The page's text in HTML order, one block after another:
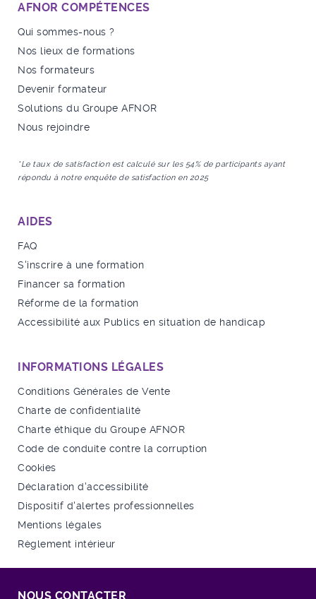
AFNOR COMPÉTENCES
Qui sommes-nous ?
Nos lieux de formations
Nos formateurs
Devenir formateur
Solutions du Groupe AFNOR
Nous rejoindre
*Le taux de satisfaction est calculé sur les 54% de participants ayant
répondu à notre enquête de satisfaction en 2025
AIDES
FAQ
S'inscrire à une formation
Financer sa formation
Réforme de la formation
Accessibilité aux Publics en situation de handicap
INFORMATIONS LÉGALES
Conditions Générales de Vente
Charte de confidentialité
Charte éthique du Groupe AFNOR
Code de conduite contre la corruption
Cookies
Déclaration d'accessibilité
Dispositif d'alertes professionnelles
Mentions légales
Règlement intérieur
NOUS CONTACTER